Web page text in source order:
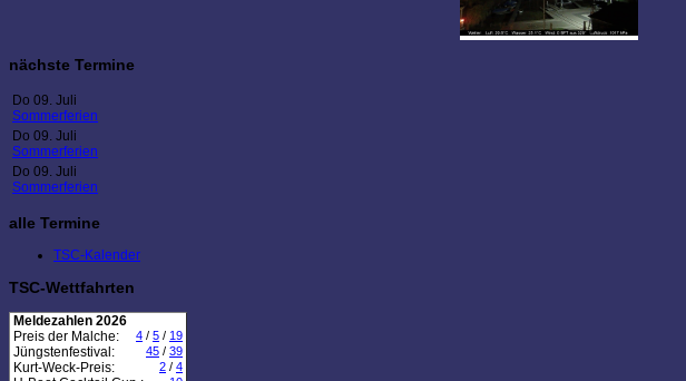
nächste Termine
Do 09. Juli
Sommerferien
Do 09. Juli
Sommerferien
Do 09. Juli
Sommerferien
alle Termine
TSC-Kalender
TSC-Wettfahrten
Meldezahlen 2026
Preis der Malche:
4 / 5 / 19
Jüngstenfestival: 45 / 39
Kurt-Weck-Preis: 2 / 4